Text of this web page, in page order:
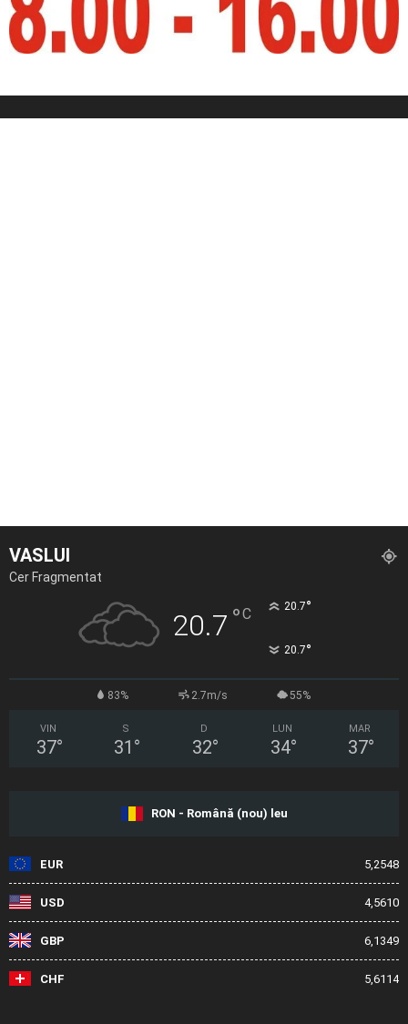
VASLUI
Cer Fragmentat
20.7 °C 20.7°
20.7°
83% 2.7m/s 55%
VIN
37°
S
31 °
D
32°
LUN
34°
MAR
37°
RON - Română (nou) leu
EUR 5,2548
USD 4,5610
GBP 6,1349
CHF 5,6114